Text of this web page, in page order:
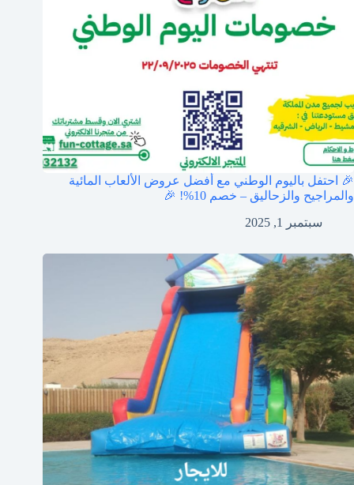
🎉 احتفل باليوم الوطني مع أفضل عروض الألعاب المائية
والمراجيح والزحاليق – خصم 10%! 🎉
سبتمبر 1, 2025